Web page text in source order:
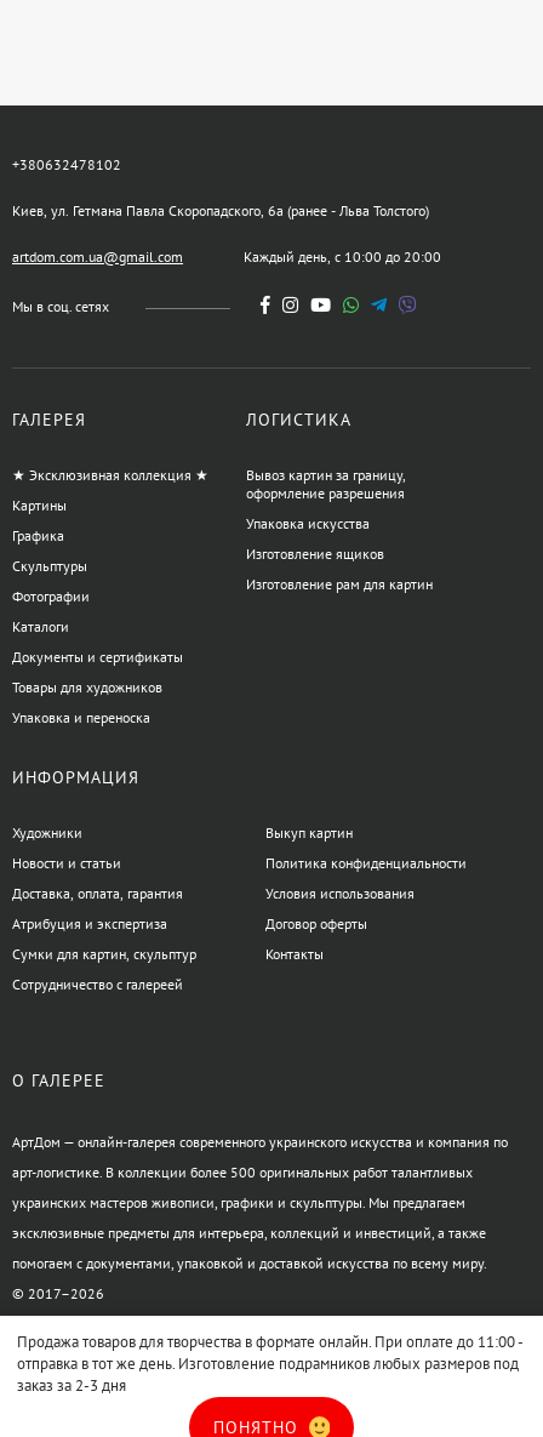
+380632478102
Киев, ул. Гетмана Павла Скоропадского, 6а (ранее - Льва Толстого)
artdom.com.ua@gmail.com Каждый день, с 10:00 до 20:00
Мы в соц. сетях
ГАЛЕРЕЯ
★ Эксклюзивная коллекция ★
Картины
Графика
Скульптуры
Фотографии
Каталоги
Документы и сертификаты
Товары для художников
Упаковка и переноска
ЛОГИСТИКА
Вывоз картин за границу,
оформление разрешения
Упаковка искусства
Изготовление ящиков
Изготовление рам для картин
ИНФОРМАЦИЯ
Художники
Новости и статьи
Доставка, оплата, гарантия
Атрибуция и экспертиза
Сумки для картин, скульптур
Сотрудничество с галереей
Выкуп картин
Политика конфиденциальности
Условия использования
Договор оферты
Контакты
О ГАЛЕРЕЕ
АртДом — онлайн-галерея современного украинского искусства и компания по
арт-логистике. В коллекции более 500 оригинальных работ талантливых
украинских мастеров живописи, графики и скульптуры. Мы предлагаем
эксклюзивные предметы для интерьера, коллекций и инвестиций, а также
помогаем с документами, упаковкой и доставкой искусства по всему миру.
© 2017–2026
Продажа товаров для творчества в формате онлайн. При оплате до 11:00 -
отправка в тот же день. Изготовление подрамников любых размеров под
заказ за 2-3 дня
ПОНЯТНО
XML-карта сайта